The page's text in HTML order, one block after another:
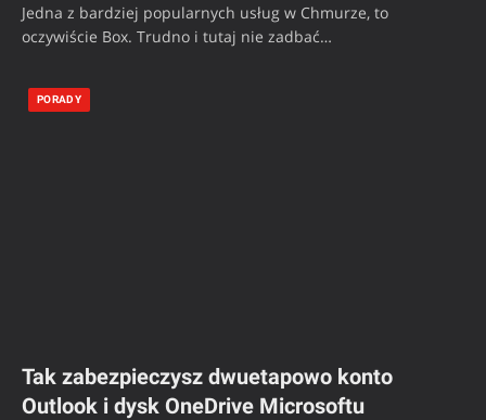
Jedna z bardziej popularnych usług w Chmurze, to
oczywiście Box. Trudno i tutaj nie zadbać…
PORADY
Tak zabezpieczysz dwuetapowo konto
Outlook i dysk OneDrive Microsoftu